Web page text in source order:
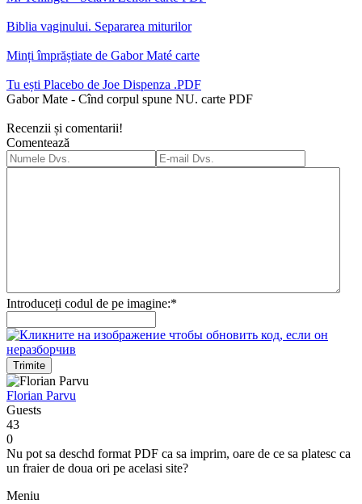
Biblia vaginului. Separarea miturilor
Minți împrăștiate de Gabor Maté carte
Tu ești Placebo de Joe Dispenza .PDF
Gabor Mate - Cînd corpul spune NU. carte PDF
Recenzii și comentarii!
Comentează
Introduceți codul de pe imagine:*
Trimite
Florian Parvu
Guests
43
0
Nu pot sa deschd format PDF ca sa imprim, oare de ce sa platesc ca
un fraier de doua ori pe acelasi site?
Meniu